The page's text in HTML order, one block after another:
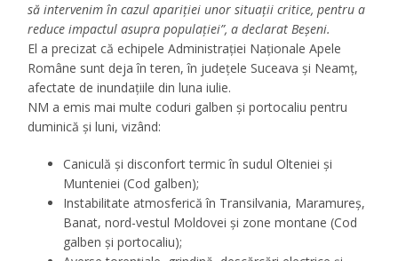
să intervenim în cazul apariţiei unor situaţii critice, pentru a
reduce impactul asupra populaţiei”, a declarat Beşeni.
El a precizat că echipele Administraţiei Naţionale Apele
Române sunt deja în teren, în judeţele Suceava şi Neamţ,
afectate de inundaţiile din luna iulie.
NM a emis mai multe coduri galben şi portocaliu pentru
duminică şi luni, vizând:
Caniculă şi disconfort termic în sudul Olteniei şi
Munteniei (Cod galben);
Instabilitate atmosferică în Transilvania, Maramureş,
Banat, nord-vestul Moldovei şi zone montane (Cod
galben şi portocaliu);